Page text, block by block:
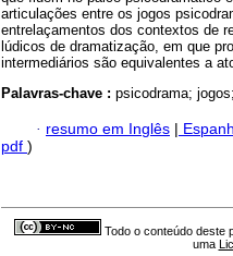
articulações entre os jogos
entrelaçamentos dos contextos de
lúdicos de dramatização, em que
intermediários são equivalentes a
Palavras-chave : psicodrama; jogos;
· resumo em Inglês |
pdf )
Todo o conteúdo deste
uma